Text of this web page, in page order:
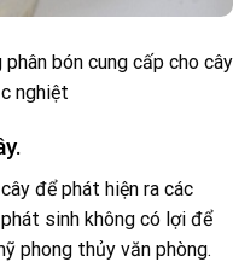
bón cung cấp cho cây
nghiệt
để phát hiện ra các
sinh không có lợi để
phong thủy văn phòng.